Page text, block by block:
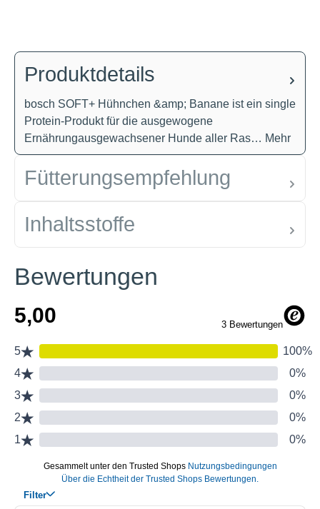
Produktdetails
bosch SOFT+ Hühnchen &amp; Banane ist ein single
Protein-Produkt für die ausgewogene
Ernährungausgewachsener Hunde aller Ras… Mehr
Fütterungsempfehlung
Inhaltsstoffe
Bewertungen